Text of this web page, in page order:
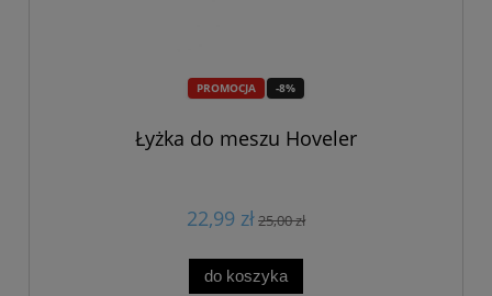
PROMOCJA -8%
Łyżka do meszu Hoveler
22,99 zł25,00 zł
do koszyka